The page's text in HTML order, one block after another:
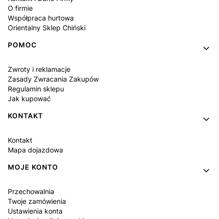
O firmie
Współpraca hurtowa
Orientalny Sklep Chiński
POMOC
Zwroty i reklamacje
Zasady Zwracania Zakupów
Regulamin sklepu
Jak kupować
KONTAKT
Kontakt
Mapa dojazdowa
MOJE KONTO
Przechowalnia
Twoje zamówienia
Ustawienia konta